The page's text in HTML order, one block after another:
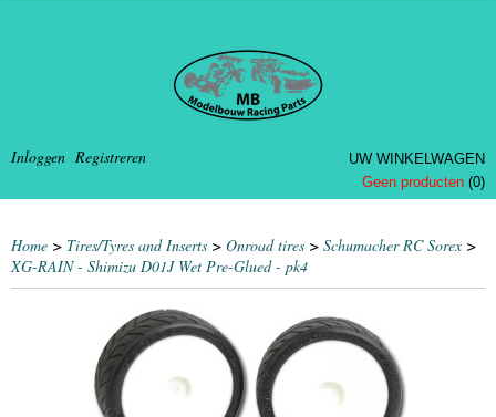
Inloggen Registreren
UW WINKELWAGEN
Geen producten (0)
Home > Tires/Tyres and Inserts > Onroad tires > Schumacher RC Sorex>
XG-RAIN - Shimizu D01J Wet Pre-Glued - pk4